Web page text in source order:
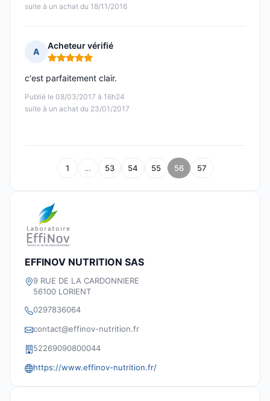
suite à un achat du 18/11/2016
A
Acheteur vérifié
Note : 5 sur 5
Publié le 08/03/2017 à 16h24
suite à un achat du 23/01/2017
c'est parfaitement clair.
1 … 53 54 55 56 57
EFFINOV NUTRITION SAS
9 RUE DE LA CARDONNIERE
56100 LORIENT
0297836064
contact@effinov-nutrition.fr
52269090800044
https://www.effinov-nutrition.fr/